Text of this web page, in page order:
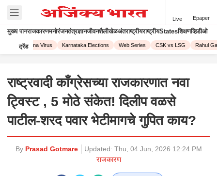
Live Epaper
मुख्य पानराजकारणमनोरंजनतंत्रज्ञानजीवनशैलीखेळअंतराष्ट्रीयराष्ट्रीयStatesशिक्षणव्हिडीओ
ट्रेंड
Corona Virus Karnataka Elections Web Series CSK vs LSG Rahul
राष्ट्रवादी काँग्रेसच्या राजकारणात नवा
ट्विस्ट , 5 मोठे संकेत! दिलीप वळसे
पाटील-शरद पवार भेटीमागचे गुपित काय?
By Prasad Gotmare Updated: Thu, 04 Jun, 2026 12:24 PM
राजकारण